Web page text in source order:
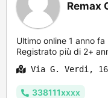
Remax
Ultimo online 1 anno fa
Registrato più di 2+
Via G. Verdi,
338111xxxx